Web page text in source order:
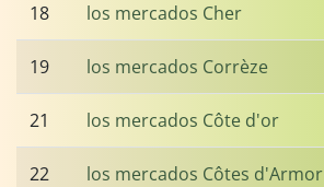
18 los mercados Cher
19 los mercados Corrèze
21 los mercados Côte d'or
22 los mercados Côtes d'Armor